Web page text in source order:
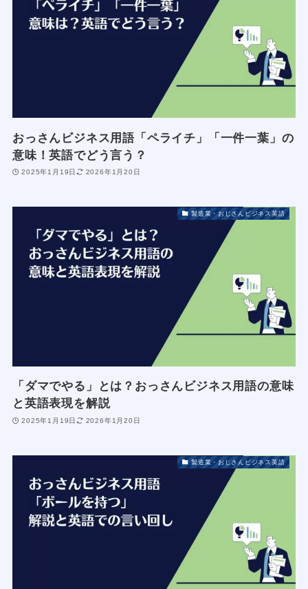
おっさんビジネス用語「ペライチ」「一件一葉」の
意味！英語でどう言う？
2025年1月19日 2026年1月20日
製造業・おじさんビジネス英語
「ダマでやる」とは？おっさんビジネス用語の意味
と英語表現を解説
2025年1月19日 2026年1月20日
製造業・おじさんビジネス英語